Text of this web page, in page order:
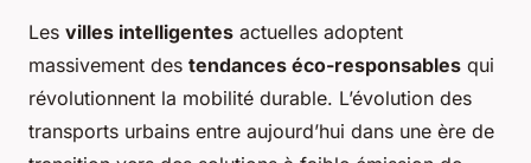
Les villes intelligentes actuelles adoptent
massivement des tendances éco-responsables qui
révolutionnent la mobilité durable. L’évolution des
transports urbains entre aujourd’hui dans une ère de